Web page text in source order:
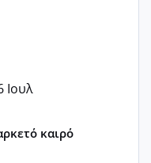
Ιουλ
καιρό